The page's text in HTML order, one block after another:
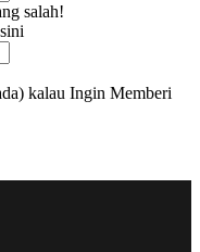
salah!
kalau Ingin Memberi